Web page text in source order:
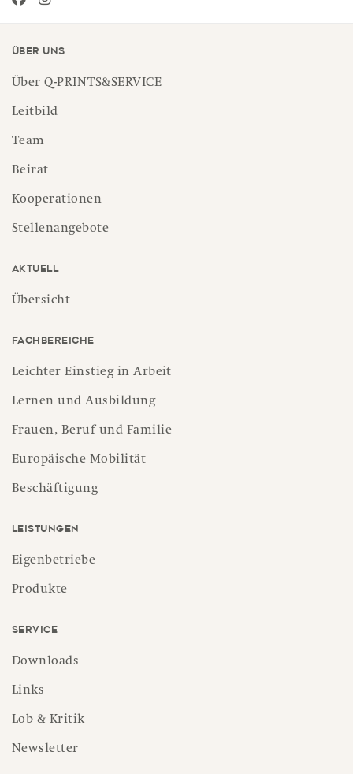
Über uns
Über Q-PRINTS&SERVICE
Leitbild
Team
Beirat
Kooperationen
Stellenangebote
Aktuell
Übersicht
Fachbereiche
Leichter Einstieg in Arbeit
Lernen und Ausbildung
Frauen, Beruf und Familie
Europäische Mobilität
Beschäftigung
Leistungen
Eigenbetriebe
Produkte
Service
Downloads
Links
Lob & Kritik
Newsletter